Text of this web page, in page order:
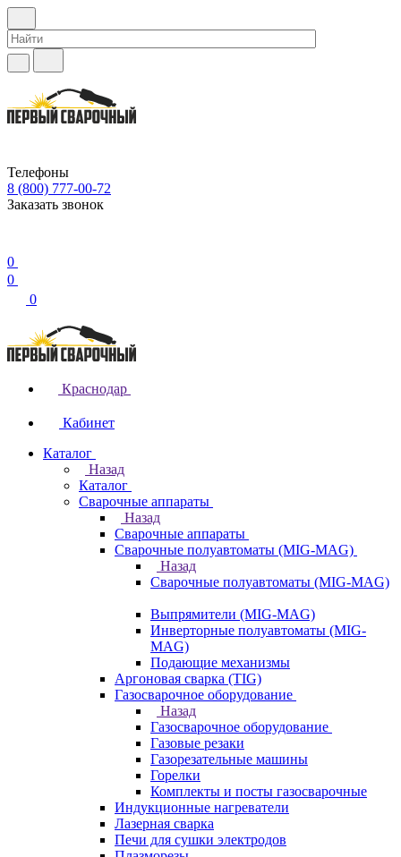
Телефоны
8 (800) 777-00-72
Заказать звонок
0
0
0
Краснодар
Кабинет
Каталог
Назад
Каталог
Сварочные аппараты
Назад
Сварочные аппараты
Сварочные полуавтоматы (MIG-MAG)
Назад
Сварочные полуавтоматы (MIG-MAG)
Выпрямители (MIG-MAG)
Инверторные полуавтоматы (MIG-
MAG)
Подающие механизмы
Аргоновая сварка (TIG)
Газосварочное оборудование
Назад
Газосварочное оборудование
Газовые резаки
Газорезательные машины
Горелки
Комплекты и посты газосварочные
Индукционные нагреватели
Лазерная сварка
Печи для сушки электродов